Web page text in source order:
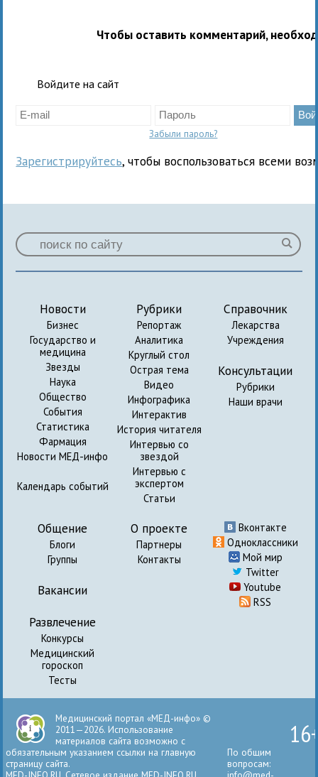
Чтобы оставить комментарий,
Войдите на сайт
Забыли пароль?
Зарегистрируйтесь, чтобы воспользоваться всеми
Новости
Бизнес
Государство и
медицина
Звезды
Наука
Общество
События
Статистика
Фармация
Новости МЕД-инфо
Календарь событий
Рубрики
Репортаж
Аналитика
Круглый стол
Острая тема
Видео
Инфографика
Интерактив
История читателя
Интервью со
звездой
Интервью с
экспертом
Статьи
Справочник
Лекарства
Учреждения
Консультации
Рубрики
Наши врачи
Общение
Блоги
Группы
Вакансии
Развлечение
Конкурсы
Медицинский
гороскоп
Тесты
О проекте
Партнеры
Контакты
Вконтакте
Одноклассники
Мой мир
Twitter
Youtube
RSS
Медицинский портал «МЕД-инфо» ©
2011—2026. Использование
материалов сайта возможно с
обязательным указанием ссылки на главную
страницу сайта.
По общим
вопросам: